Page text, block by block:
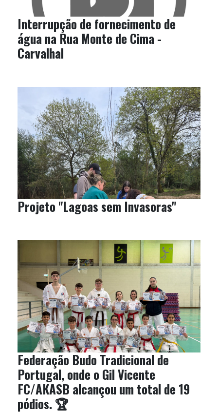
Interrupção de fornecimento de
água na Rua Monte de Cima -
Carvalhal
Projeto "Lagoas sem Invasoras"
Federação Budo Tradicional de
Portugal, onde o Gil Vicente
FC/AKASB alcançou um total de 19
pódios. 🏆